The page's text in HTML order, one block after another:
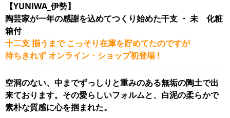
【YUNIWA_伊勢】
陶芸家が一年の感謝を込めてつくり始めた干支 ・ 未 化粧
箱付
十二支 揃うまで こっそり在庫を貯めてたのですが
待ちきれず オンライン・ショップ初登場 !
空洞のない、中までずっしりと重みのある無垢の陶土で出
来ております。その愛らしいフォルムと、白泥の柔らかで
素朴な質感に心を掴まれた。